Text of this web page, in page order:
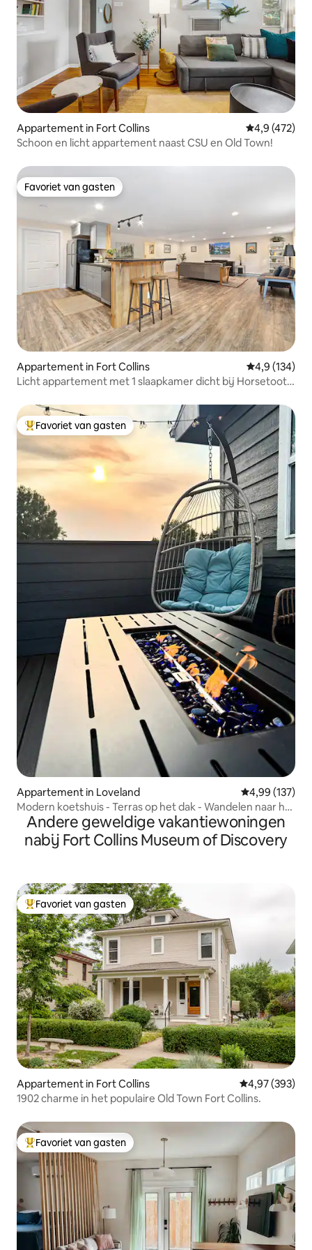
Appartement in Fort Collins Gemiddelde
4,9 (472)
Schoon en licht appartement naast CSU en Old Town!
Favoriet van gasten
Favoriet van gasten
Appartement in Fort Collins Gemiddelde
4,9 (134)
Licht appartement met 1 slaapkamer dicht bij Horsetooth
Topfavoriet van gasten
Favoriet van gasten
Appartement in Loveland Gemiddelde
4,99 (137)
Modern koetshuis - Terras op het dak - Wandelen naar het
diner
Andere geweldige vakantiewoningen
nabij Fort Collins Museum of Discovery
Topfavoriet van gasten
Favoriet van gasten
Appartement in Fort Collins Gemiddelde
4,97 (393)
1902 charme in het populaire Old Town Fort Collins.
Topfavoriet van gasten
Favoriet van gasten